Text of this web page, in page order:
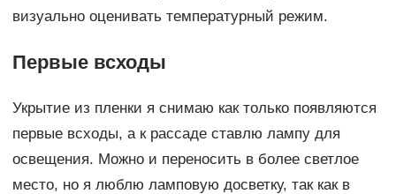
визуально оценивать температурный режим.
Первые всходы
Укрытие из пленки я снимаю как только появляются
первые всходы, а к рассаде ставлю лампу для
освещения. Можно и переносить в более светлое
место, но я люблю ламповую досветку, так как в